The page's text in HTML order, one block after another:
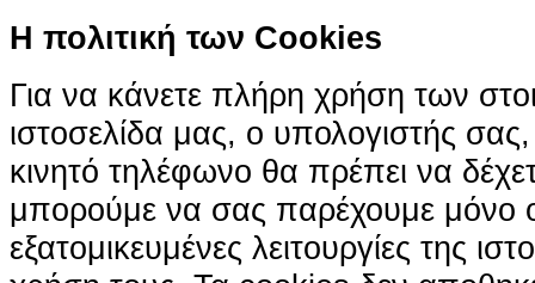
H πολιτική των Cookies
Για να κάνετε πλήρη χρήση των
ιστοσελίδα μας, ο υπολογιστής
κινητό τηλέφωνο θα πρέπει να
μπορούμε να σας παρέχουμε μόνο
εξατομικευμένες λειτουργίες της